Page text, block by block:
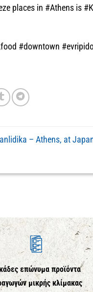
places in #Athens is
#downtown
– Athens, at
επώνυμα προϊόντα
μικρής κλίμακας